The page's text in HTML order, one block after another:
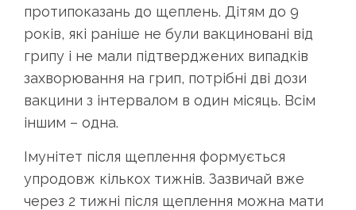
протипоказань до щеплень. Дітям до 9
років, які раніше не були вакциновані від
грипу і не мали підтверджених випадків
захворювання на грип, потрібні дві дози
вакцини з інтервалом в один місяць. Всім
іншим – одна.
Імунітет після щеплення формується
упродовж кількох тижнів. Зазвичай вже
через 2 тижні після щеплення можна мати